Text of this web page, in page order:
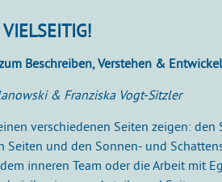
Beschreiben, Verstehen &
& Franziska Vogt-Sitzler
verschiedenen Seiten zeigen:
Seiten und den Sonnen- und
inneren Team oder die Arbeit mit